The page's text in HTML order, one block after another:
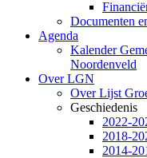
Documenten
Agenda
Kalender
Noordenveld
Over LGN
Over Lijst
Geschiedenis
2022-
2018-
2014-